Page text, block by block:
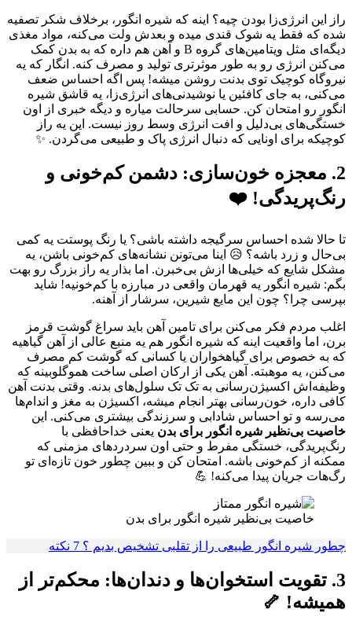
راز این انرژی‌زا بودن چیه؟ اینه که شیره انگور، برخلاف شکر تصفیه
شده که فقط یه شوک قندی میده و بعدش ولت می‌کنه، مواد مغذی
دیگه‌ای مثل ویتامین‌های گروه B و آهن هم داره که به بدن کمک
می‌کنن انرژی رو به طور موثرتری تولید و مصرف کنه. انگار که یه
نیروگاه کوچیک توی بدنت روشن میشه! پس اگه احساس ضعف
می‌کنی، به جای کافئین یا نوشیدنی‌های انرژی‌زا، یه قاشق شیره
انگور رو امتحان کن. حسابی سرحالت میاره و دیگه خبری از اون
خستگی‌های بی‌دلیل و افت انرژی وسط روز نیست. این یه راز
کوچیکه برای اونایی که دنبال انرژی پاک و طبیعی می‌گردن. ✨
2. معجزه خون‌سازی: دشمن کم‌خونی و
رنگ‌پریدگی! ❤️
تا حالا شده احساس سرگیجه داشته باشی؟ یا رنگ پوستت یه کمی
بی‌حال و زرد باشه؟ 😥 اینا می‌تونن نشانه‌های کم‌خونی باشن، یه
مشکل شایع که خیلی‌ها ازش بی‌خبرن. اما بذار یه راز بزرگ رو بهت
بگم: شیره انگور یه قهرمان واقعی در مبارزه با کم‌خونیه! شاید
بپرسی چرا؟ چون این مایع شیرین، سرشار از آهنه.
اغلب مردم فکر می‌کنن برای تامین آهن باید سراغ گوشت قرمز
برن، اما واقعیت اینه که شیره انگور هم یه منبع عالی از آهن گیاهیه
که به خصوص برای گیاهخواران یا کسانی که گوشت کم مصرف
می‌کنن، یه موهبته. آهن یکی از ارکان اصلی ساخت هموگلوبینه که
وظیفه‌اش اکسیژن‌رسانی به تک تک سلول‌های بدنه. وقتی بدنت آهن
کافی داره، خون‌رسانی بهتر انجام میشه، اکسیژن به مغز و اندام‌ها
می‌رسه و تو احساس شادابی و سرزندگی بیشتری می‌کنی. این
خاصیت بی‌نظیر شیره انگور برای بدن یعنی خداحافظی با
رنگ‌پریدگی، خستگی مفرط و حتی اون سردردهای مزمنی که
ممکنه از کم‌خونی باشه. امتحان کن و ببین چطور خون تازه‌ای تو
رگ‌هات جریان پیدا می‌کنه! 💪
خاصیت بی‌نظیر شیره انگور برای بدن
چطور شیره انگور طبیعی را از تقلبی تشخیص بدیم ؟ 7 نکته
3. تقویت استخوان‌ها و دندان‌ها: محکم‌تر از
همیشه! 🦴